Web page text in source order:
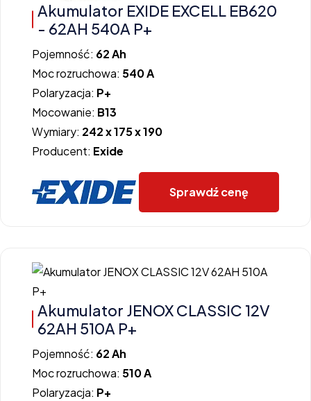
Akumulator EXIDE EXCELL EB620
- 62AH 540A P+
Pojemność: 62 Ah
Moc rozruchowa: 540 A
Polaryzacja: P+
Mocowanie: B13
Wymiary: 242 x 175 x 190
Producent: Exide
Sprawdź cenę
Akumulator JENOX CLASSIC 12V
62AH 510A P+
Pojemność: 62 Ah
Moc rozruchowa: 510 A
Polaryzacja: P+